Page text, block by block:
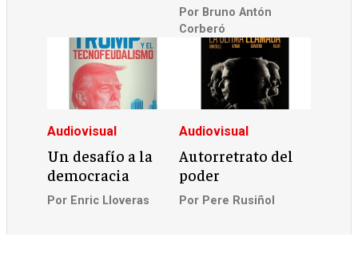
Por Bruno Antón
Corberó
Audiovisual
Un desafío a la
democracia
Por Enric Lloveras
Audiovisual
Autorretrato del
poder
Por Pere Rusiñol